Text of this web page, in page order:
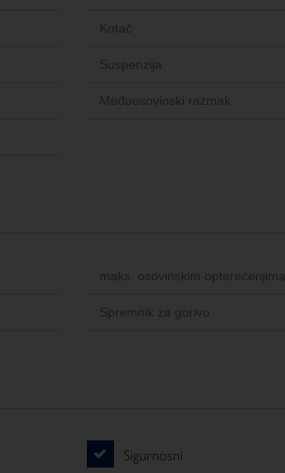
Kotač
Suspenzija
Međuosovinski razmak
maks. osovinskim opterećenjima
Spremnik za gorivo
Sigurnosni